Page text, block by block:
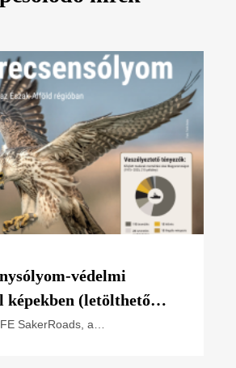
védelmi
(letölthető
SakerRoads, a